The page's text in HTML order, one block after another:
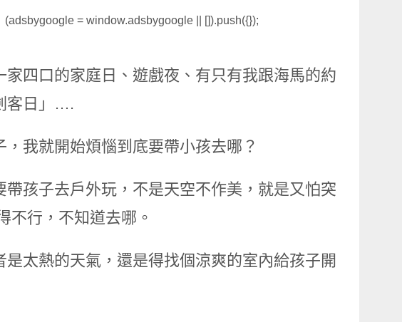
(adsbygoogle = window.adsbygoogle || []).push({});
四口的家庭日、遊戲夜、有只有我跟海馬的約
客日」….
我就開始煩惱到底要帶小孩去哪？
孩子去戶外玩，不是天空不作美，就是又怕突
不行，不知道去哪。
太熱的天氣，還是得找個涼爽的室內給孩子開